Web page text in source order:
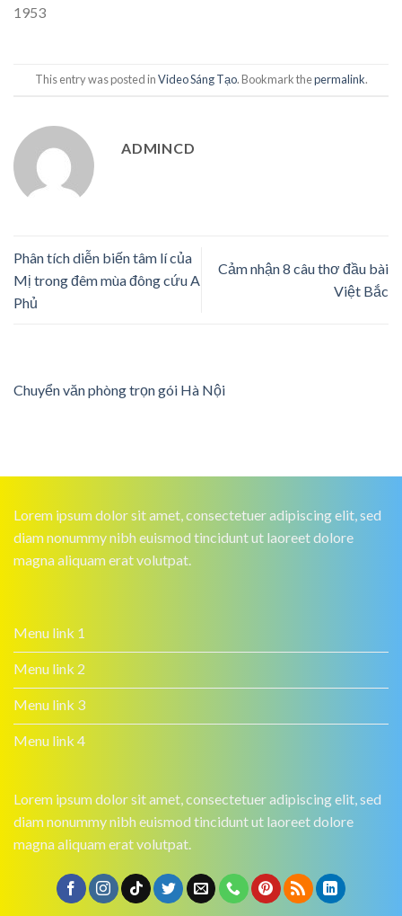
1953
This entry was posted inVideo Sáng Tạo. Bookmark thepermalink.
ADMINCD
Phân tích diễn biến tâm lí của
Mị trong đêm mùa đông cứu A
Phủ
Cảm nhận 8 câu thơ đầu bài
Việt Bắc
Chuyển văn phòng trọn gói Hà Nội
Lorem ipsum dolor sit amet, consectetuer adipiscing elit, sed
diam nonummy nibh euismod tincidunt ut laoreet dolore
magna aliquam erat volutpat.
Menu link 1
Menu link 2
Menu link 3
Menu link 4
Lorem ipsum dolor sit amet, consectetuer adipiscing elit, sed
diam nonummy nibh euismod tincidunt ut laoreet dolore
magna aliquam erat volutpat.